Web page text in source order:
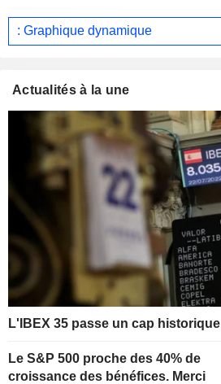
: Graphique dynamique
Actualités à la une
L'IBEX 35 passe un cap historique
Le S&P 500 proche des 40% de
croissance des bénéfices. Merci